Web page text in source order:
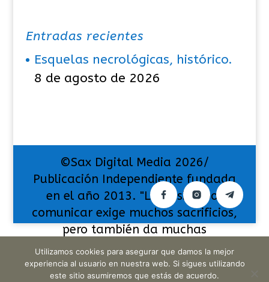
Entradas recientes
Esquelas necrológicas, histórico.
8 de agosto de 2026
©Sax Digital Media 2026/
Publicación Independiente fundada
en el año 2013. "La pasión por
comunicar exige muchos sacrificios,
pero también da muchas
satisfacciones".
Utilizamos cookies para asegurar que damos la mejor
experiencia al usuario en nuestra web. Si sigues utilizando
este sitio asumiremos que estás de acuerdo.